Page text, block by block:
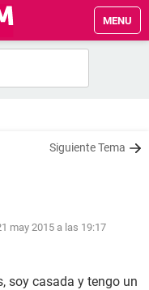
MENU
Siguiente Tema
may 2015 a las 19:17
soy casada y tengo un